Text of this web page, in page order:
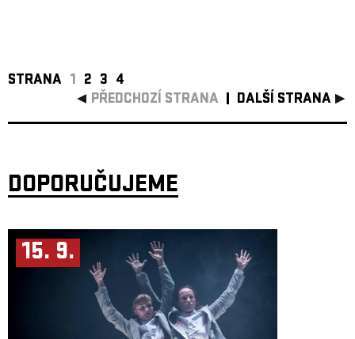
STRANA 1 2 3 4
PŘEDCHOZÍ STRANA
DALŠÍ STRANA
DOPORUČUJEME
15. 9.